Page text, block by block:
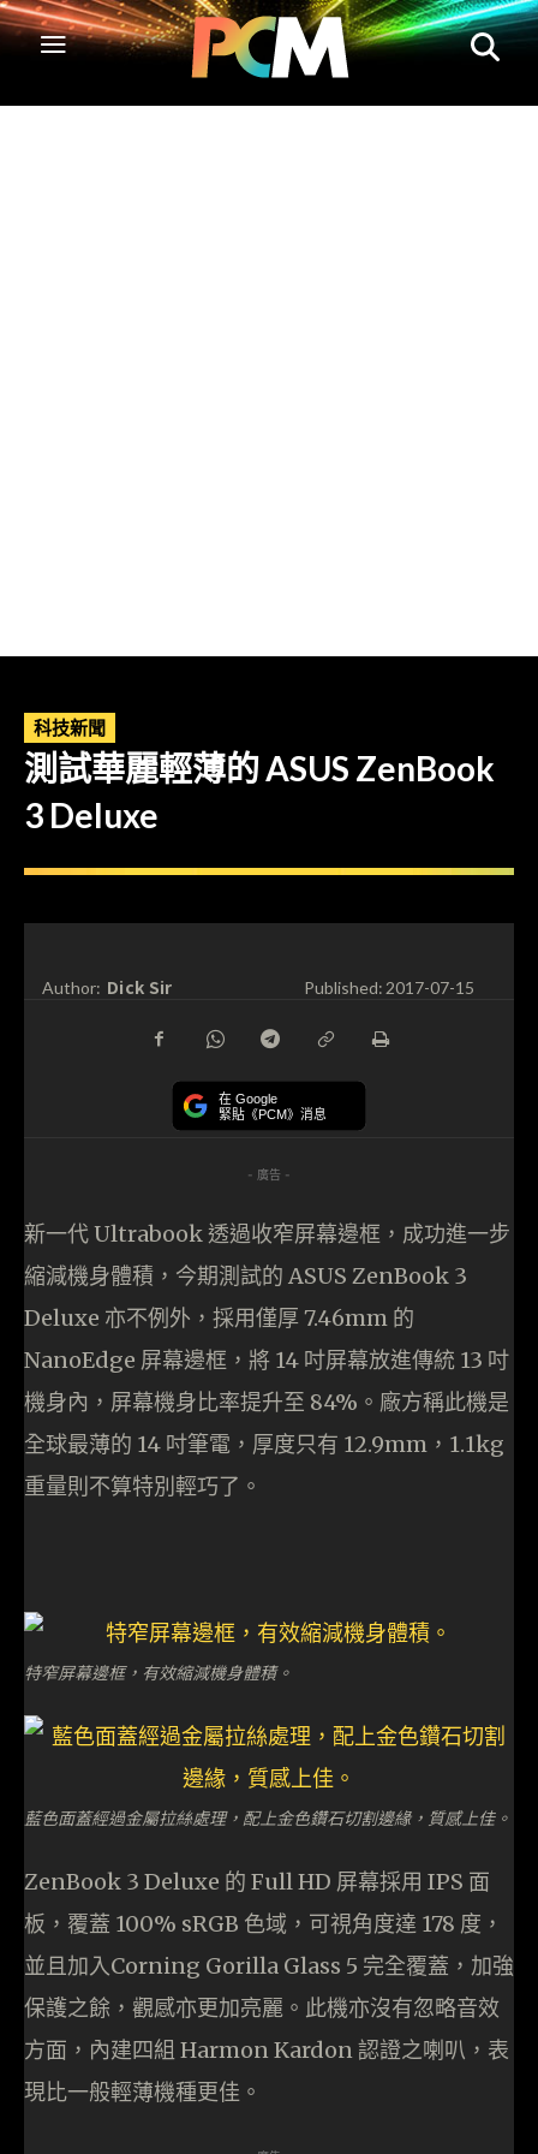
科技新聞
測試華麗輕薄的 ASUS ZenBook
3 Deluxe
Author: Dick Sir Published:2017-07-15
在 Google
緊貼《PCM》消息
- 廣告 -
新一代 Ultrabook 透過收窄屏幕邊框，成功進一步
縮減機身體積，今期測試的 ASUS ZenBook 3
Deluxe 亦不例外，採用僅厚 7.46mm 的
NanoEdge 屏幕邊框，將 14 吋屏幕放進傳統 13 吋
機身內，屏幕機身比率提升至 84%。廠方稱此機是
全球最薄的 14 吋筆電，厚度只有 12.9mm，1.1kg
重量則不算特別輕巧了。
特窄屏幕邊框，有效縮減機身體積。
藍色面蓋經過金屬拉絲處理，配上金色鑽石切割邊緣，質感上佳。
ZenBook 3 Deluxe 的 Full HD 屏幕採用 IPS 面
板，覆蓋 100% sRGB 色域，可視角度達 178 度，
並且加入Corning Gorilla Glass 5 完全覆蓋，加強
保護之餘，觀感亦更加亮麗。此機亦沒有忽略音效
方面，內建四組 Harmon Kardon 認證之喇叭，表
現比一般輕薄機種更佳。